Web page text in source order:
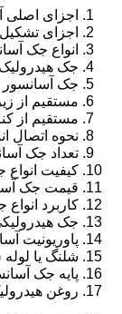
اجزای اصلی
اجزای
انواع جک
جک
جک آسانسور
مستقیم از زیر
مستقیم از
نحوه اتصال
تعداد جک
کیفیت انواع
قیمت جک
کاربرد
جک
پاوریونیت
شلنگ یا
پایه جک
روغن